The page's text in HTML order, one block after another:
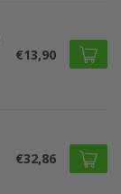
€13,90
€32,86